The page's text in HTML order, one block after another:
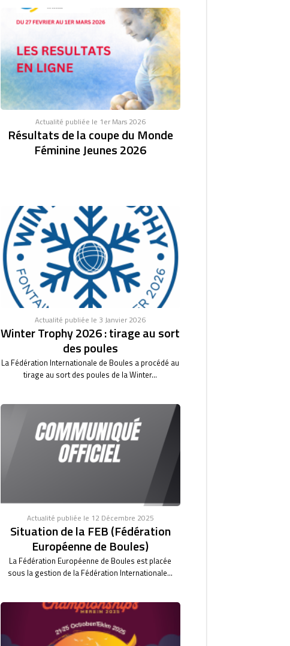
Actualité publiée le 1er Mars 2026
Résultats de la coupe du Monde
Féminine Jeunes 2026
Actualité publiée le 3 Janvier 2026
Winter Trophy 2026 : tirage au sort
des poules
La Fédération Internationale de Boules a procédé au
tirage au sort des poules de la Winter...
Actualité publiée le 12 Décembre 2025
Situation de la FEB (Fédération
Européenne de Boules)
La Fédération Européenne de Boules est placée
sous la gestion de la Fédération Internationale...